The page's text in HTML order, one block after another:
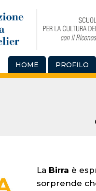
HOME PROFILO
La Birra è
sorprende